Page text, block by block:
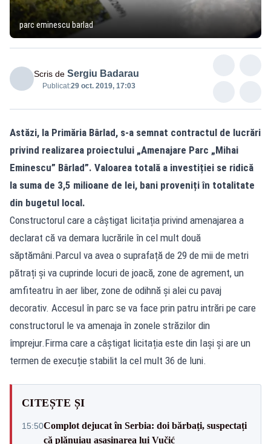
parc eminescu barlad
Scris de Sergiu Badarau
Publicat:29 oct. 2019, 17:03
Astăzi, la Primăria Bârlad, s-a semnat contractul de lucrări
privind realizarea proiectului „Amenajare Parc „Mihai
Eminescu” Bârlad”. Valoarea totală a investiției se ridică
la suma de 3,5 milioane de lei, bani proveniți în totalitate
din bugetul local.
Constructorul care a câștigat licitația privind amenajarea a
declarat că va demara lucrările în cel mult două
săptămâni.Parcul va avea o suprafață de 29 de mii de metri
pătrați și va cuprinde locuri de joacă, zone de agrement, un
amfiteatru în aer liber, zone de odihnă și alei cu pavaj
decorativ. Accesul în parc se va face prin patru intrări pe care
constructorul le va amenaja în zonele străzilor din
împrejur.Firma care a câștigat licitația este din Iași și are un
termen de execuție stabilit la cel mult 36 de luni.
CITEȘTE ȘI
15:50Complot dejucat în Serbia: doi bărbați, suspectați
că plănuiau asasinarea lui Vučić